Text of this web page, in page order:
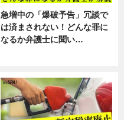
急増中の「爆破予告」冗談で
は済まされない！どんな罪に
なるか弁護士に聞い…